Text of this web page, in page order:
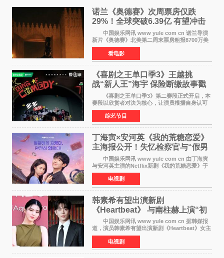
诺兰《奥德赛》次周票房仅跌
29%！全球突破6.39亿 有望冲击
13亿成诺兰最卖座电影
中国娱乐网讯 www yule com cn 诺兰导演
新片《奥德赛》北美第二周末票房粗报8700万美
元（周五至周日：2600万&rarr;3460万
&rarr;2640万），较首周1 24亿美元仅下跌29
6%，走势极为强劲，远超
看电影
《喜剧之王单口季3》王越挑
战“新人王”海宇 保险断缴故事戳
中生活痛点
《喜剧之王单口季3》第二赛段正式开启，本
赛段以欣赏者对决为核心，让演员根据自身认可
选择对手，在作品碰撞中完成一次喜剧创作者之
间的交流。这里有实力相当的正面对抗，也有老
朋友、老对手之
综艺节目
丁海寅×安河英《我的荒糖恋爱》
主海报公开！失忆检察官与“假男
友”同居罗曼史来
中国娱乐网讯 www yule com cn 由丁海寅
与安河英主演的Netflix新剧《我的荒糖恋爱》于
近日公开主海报，正式进入开播倒计时。 海
报中，两人并肩站在充满怀旧气息的九津麦芽村
街道上，丁
电视剧
韩素希有望出演新剧
《Heartbeat》 与南柱赫上演“初
恋归来”奇幻罗曼史
中国娱乐网讯 www yule com cn 据韩媒报
道，演员韩素希有望出演新剧《Heartbeat》女主
角，与南柱赫合作，引发高度关注。 韩素希
在剧中饰演能够看到过去的女人洪莎朗一角，因
初恋的意外
电视剧